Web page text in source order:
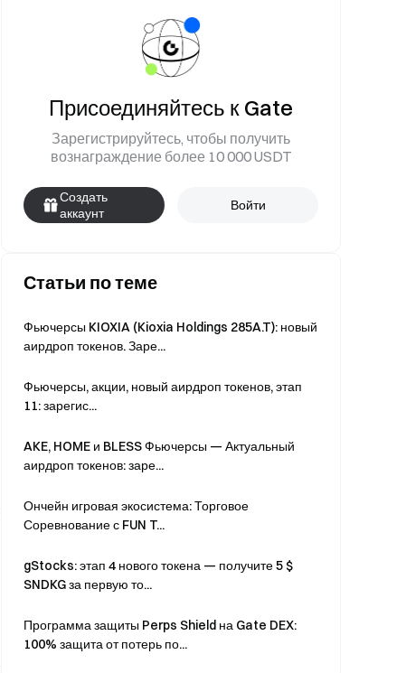
Присоединяйтесь к Gate
Зарегистрируйтесь, чтобы получить
вознаграждение более 10 000 USDT
Создать
аккаунт
Войти
Статьи по теме
Фьючерсы KIOXIA (Kioxia Holdings 285A.T): новый
аирдроп токенов. Заре...
Фьючерсы, акции, новый аирдроп токенов, этап
11: зарегис...
AKE, HOME и BLESS Фьючерсы — Актуальный
аирдроп токенов: заре...
Ончейн игровая экосистема: Торговое
Соревнование с FUN T...
gStocks: этап 4 нового токена — получите 5 $
SNDKG за первую то...
Программа защиты Perps Shield на Gate DEX:
100% защита от потерь по...